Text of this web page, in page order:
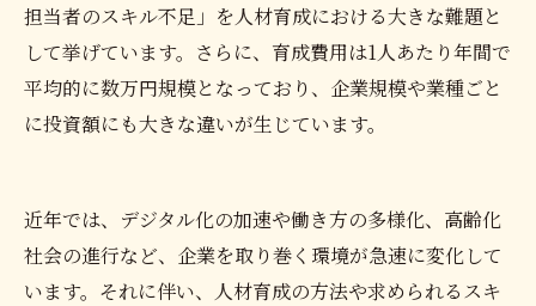
担当者のスキル不足」を人材育成における大きな難題と
して挙げています。さらに、育成費用は1人あたり年間で
平均的に数万円規模となっており、企業規模や業種ごと
に投資額にも大きな違いが生じています。
近年では、デジタル化の加速や働き方の多様化、高齢化
社会の進行など、企業を取り巻く環境が急速に変化して
います。それに伴い、人材育成の方法や求められるスキ